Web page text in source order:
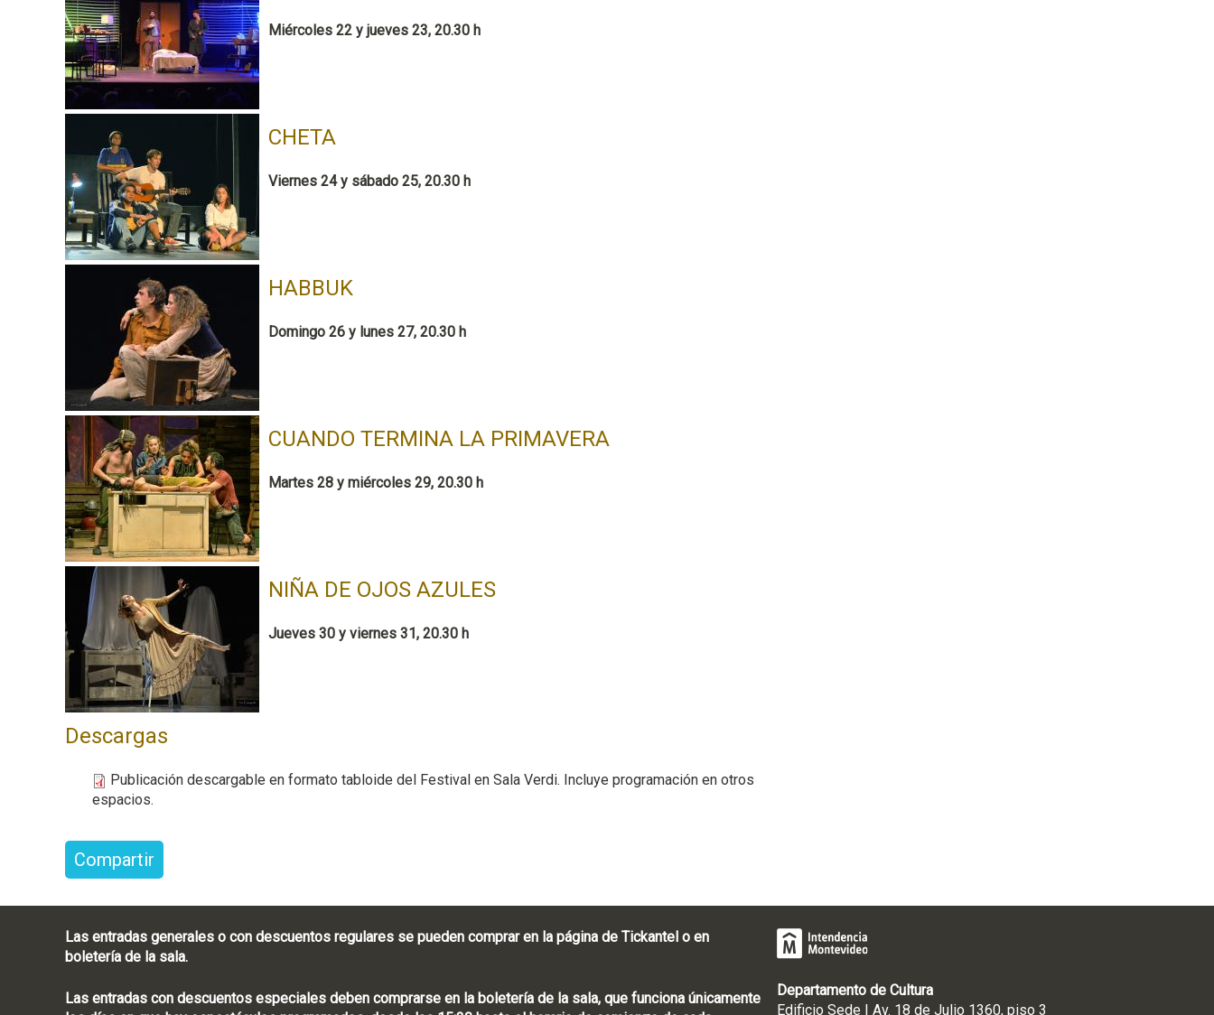
Miércoles 22 y jueves 23, 20.30 h
CHETA
Viernes 24 y sábado 25, 20.30 h
HABBUK
Domingo 26 y lunes 27, 20.30 h
CUANDO TERMINA LA PRIMAVERA
Martes 28 y miércoles 29, 20.30 h
NIÑA DE OJOS AZULES
Jueves 30 y viernes 31, 20.30 h
Descargas
Publicación descargable en formato tabloide del Festival en Sala Verdi. Incluye programación en otros
espacios.
Compartir
Las entradas generales o con descuentos regulares se pueden comprar en la página de Tickantel o en
boletería de la sala.
Las entradas con descuentos especiales deben comprarse en la boletería de la sala, que funciona únicamente
Departamento de Cultura
Edificio Sede | Av. 18 de Julio 1360, piso 3